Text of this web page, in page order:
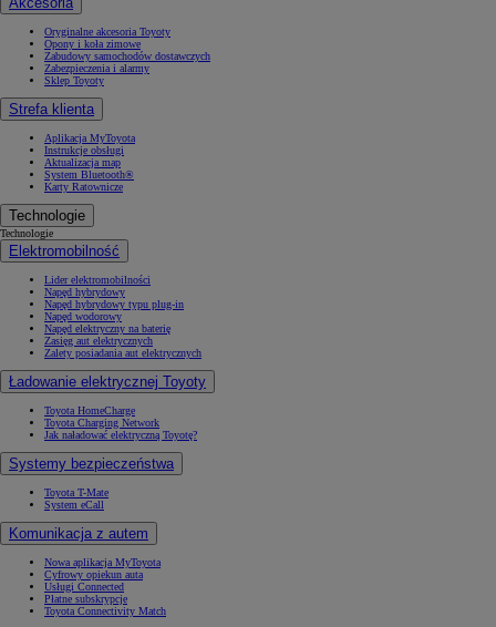
Oryginalne akcesoria Toyoty
Opony i koła zimowe
Zabudowy samochodów dostawczych
Zabezpieczenia i alarmy
Sklep Toyoty
Strefa klienta
Aplikacja MyToyota
Instrukcje obsługi
Aktualizacja map
System Bluetooth®
Karty Ratownicze
Technologie
Technologie
Elektromobilność
Lider elektromobilności
Napęd hybrydowy
Napęd hybrydowy typu plug-in
Napęd wodorowy
Napęd elektryczny na baterię
Zasięg aut elektrycznych
Zalety posiadania aut elektrycznych
Ładowanie elektrycznej Toyoty
Toyota HomeCharge
Toyota Charging Network
Jak naładować elektryczną Toyotę?
Systemy bezpieczeństwa
Toyota T-Mate
System eCall
Komunikacja z autem
Nowa aplikacja MyToyota
Cyfrowy opiekun auta
Usługi Connected
Płatne subskrypcje
Toyota Connectivity Match